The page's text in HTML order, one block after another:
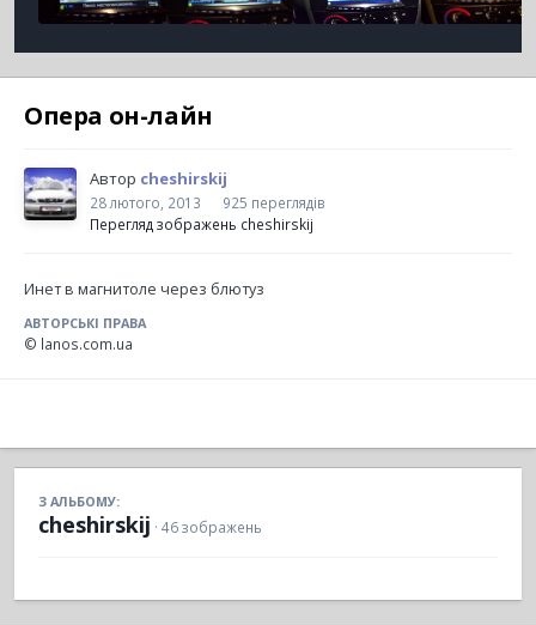
Опера он-лайн
Автор cheshirskij
28 лютого, 2013
925 переглядів
Перегляд зображень cheshirskij
Инет в магнитоле через блютуз
АВТОРСЬКІ ПРАВА
© lanos.com.ua
З АЛЬБОМУ:
cheshirskij · 46 зображень